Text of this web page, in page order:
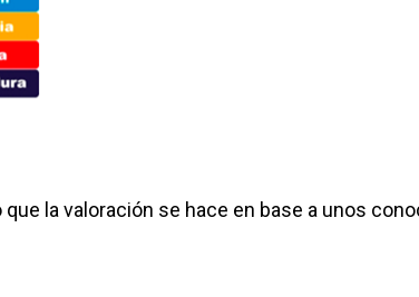
la valoración se hace en base a unos